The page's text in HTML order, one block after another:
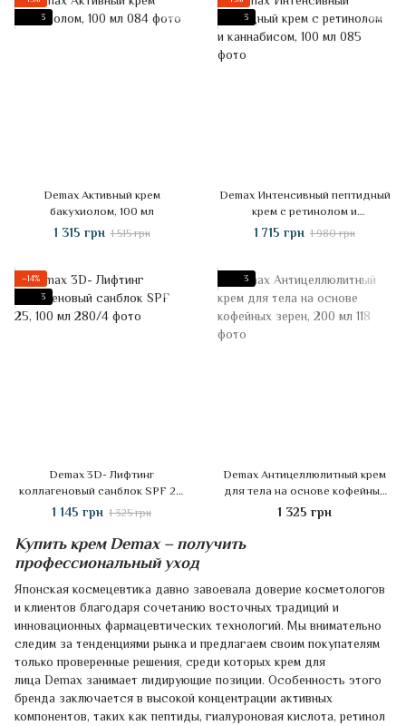
3
Demax Активный крем
бакухиолом, 100 мл
1 315 грн 1 515 грн
3
Demax Интенсивный пептидный
крем с ретинолом и
каннабисом, 100 мл
1 715 грн 1 980 грн
−14%
3
Demax 3D- Лифтинг
коллагеновый санблок SPF 25,
100 мл
1 145 грн 1 325 грн
3
Demax Антицеллюлитный крем
для тела на основе кофейных
зерен, 200 мл
1 325 грн
Купить крем Demax – получить
профессиональный уход
Японская космецевтика давно завоевала доверие косметологов
и клиентов благодаря сочетанию восточных традиций и
инновационных фармацевтических технологий. Мы внимательно
следим за тенденциями рынка и предлагаем своим покупателям
только проверенные решения, среди которых крем для
лица Demax занимает лидирующие позиции. Особенность этого
бренда заключается в высокой концентрации активных
компонентов, таких как пептиды, гиалуроновая кислота, ретинол